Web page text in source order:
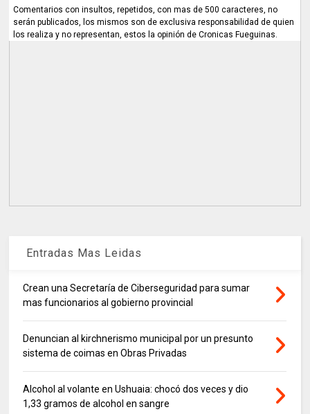
Comentarios con insultos, repetidos, con mas de 500 caracteres, no
serán publicados, los mismos son de exclusiva responsabilidad de quien
los realiza y no representan, estos la opinión de Cronicas Fueguinas.
Entradas Mas Leidas
Crean una Secretaría de Ciberseguridad para sumar
mas funcionarios al gobierno provincial
Denuncian al kirchnerismo municipal por un presunto
sistema de coimas en Obras Privadas
Alcohol al volante en Ushuaia: chocó dos veces y dio
1,33 gramos de alcohol en sangre